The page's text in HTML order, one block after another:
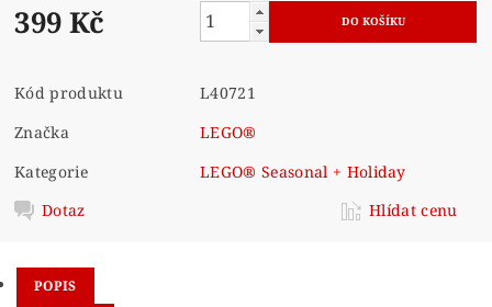
399 Kč
Kód produktu
L40721
Značka
LEGO®
Kategorie
LEGO® Seasonal + Holiday
Dotaz
Hlídat cenu
POPIS